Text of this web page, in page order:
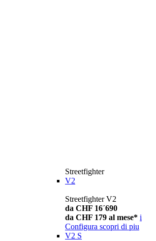
Streetfighter
V2
Streetfighter V2
da CHF 16´690
da CHF 179 al mese* i
Configura scopri di piu
V2 S